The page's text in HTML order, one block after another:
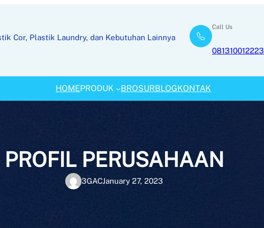
Cor, Plastik Laundry, dan Kebutuhan Lainnya
Call Us
081310012223
HOMEPRODUK BROSURBLOGKONTAK
PROFIL PERUSAHAAN
3GACJanuary 27, 2023